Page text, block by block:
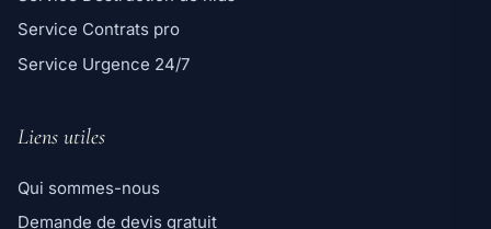
Service Contrats pro
Service Urgence 24/7
Liens utiles
Qui sommes-nous
Demande de devis gratuit